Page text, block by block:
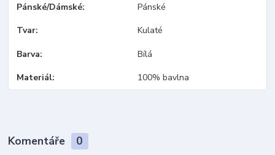
Pánské/Dámské Pánské
Tvar Kulaté
Barva Bílá
Materiál 100% bavlna
Komentáře 0